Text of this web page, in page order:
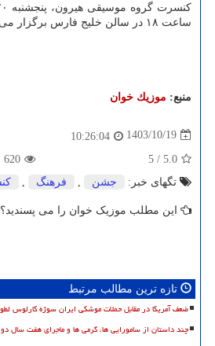
ساعت ۱۸ در سالن خلیج فارس برگزار می گردد.
منبع: موزیك خوان
1403/10/19
10:26:04
5.0
/
5
620
تگهای خبر:
جشن فرهنگ
این مطلب موزیک خوان را می پسندید؟
تازه ترین مطالب مرتبط
ضعف آمریکا در مقابل حملات موشکی ایران سوژه کارلوس
چند داستان از سامورایی ها، گرمی ها و ماجرای هفت سال